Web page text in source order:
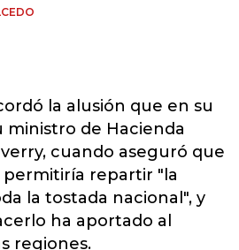
la alusión que en su
de Hacienda
cuando aseguró que
permitiría repartir "la
la tostada nacional", y
ha aportado al
regiones.